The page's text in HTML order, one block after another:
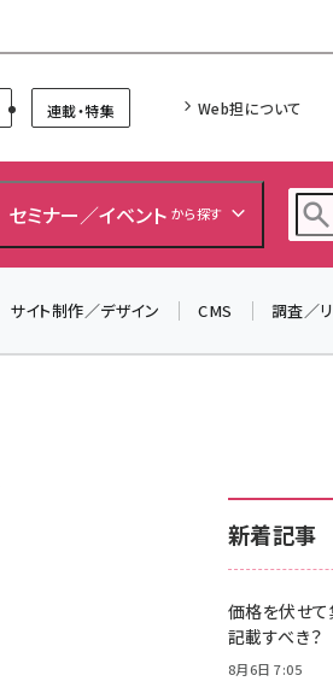
連載・特集 Web担について
セミナー／イベント から探す
サイト制作／デザイン CMS 調査／
新着記事
価格を伏せ
記載すべき？
8月6日 7:05